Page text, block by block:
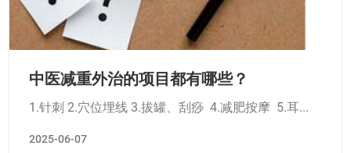
中医减重外治的项目都有哪些？
1.针刺 2.穴位埋线 3.拔罐、刮痧 4.减肥按摩 5.耳...
2025-06-07